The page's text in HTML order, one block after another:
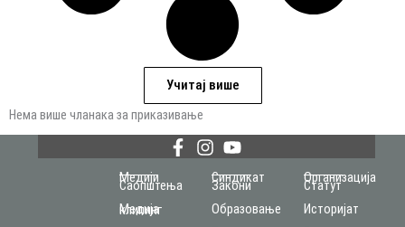
Учитај више
Нема више чланака за приказивање
Медији
Саопштења
Медија клипинг
Синдикат
Закони
Образовање
Организација
Статут
Историјат